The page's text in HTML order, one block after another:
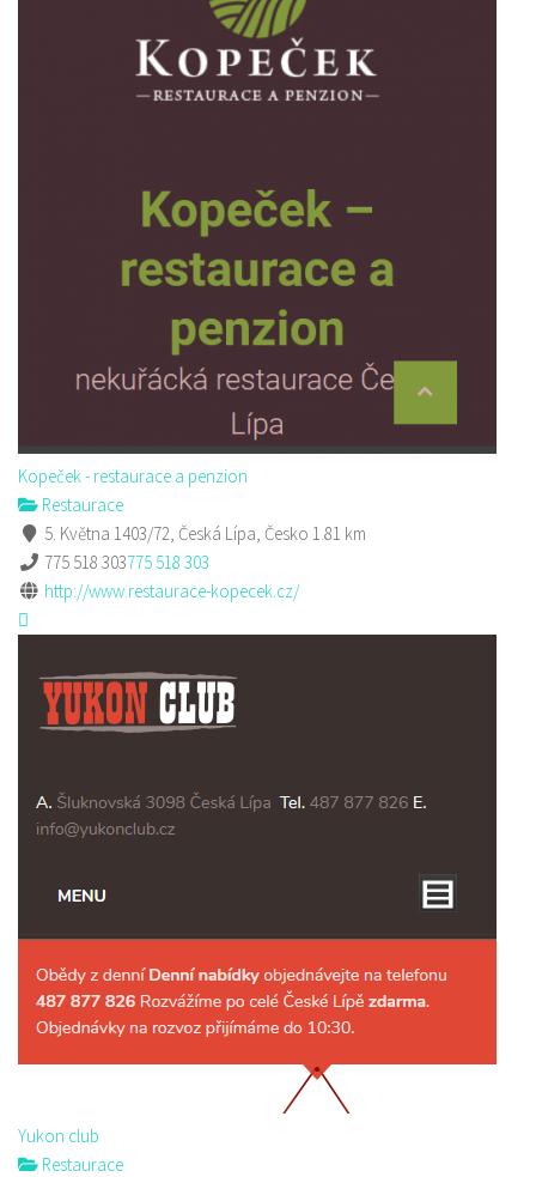
Kopeček - restaurace a penzion
Restaurace
5. Května 1403/72, Česká Lípa, Česko 1.81 km
775 518 303775 518 303
http://www.restaurace-kopecek.cz/
Yukon club
Restaurace